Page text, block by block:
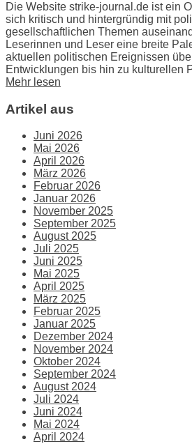
Die Website strike-journal.de ist ein
sich kritisch und hintergründig mit
gesellschaftlichen Themen
Leserinnen und Leser eine breite
aktuellen politischen Ereignissen
Entwicklungen bis hin zu kulturellen
Mehr lesen
Artikel aus
Juni 2026
Mai 2026
April 2026
März 2026
Februar 2026
Januar 2026
November 2025
September 2025
August 2025
Juli 2025
Juni 2025
Mai 2025
April 2025
März 2025
Februar 2025
Januar 2025
Dezember 2024
November 2024
Oktober 2024
September 2024
August 2024
Juli 2024
Juni 2024
Mai 2024
April 2024